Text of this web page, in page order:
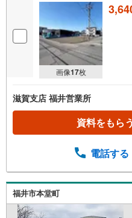
画像17枚
滋賀支店 福井営業所
資料をもらう
電話する
福井市本堂町